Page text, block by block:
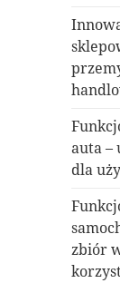
auta –
dla
zbiór